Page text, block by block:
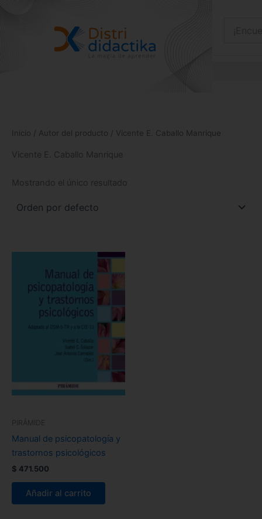
Inicio / Autor del producto / Vicente E. Caballo Manrique
Vicente E. Caballo Manrique
Mostrando el único resultado
PIRÁMIDE
Manual de psicopatología y
trastornos psicológicos
$ 471.500
Añadir al carrito